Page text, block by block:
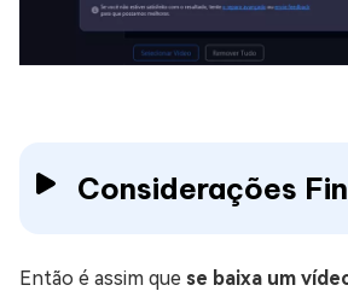
Considerações
Então é assim que se baixa um